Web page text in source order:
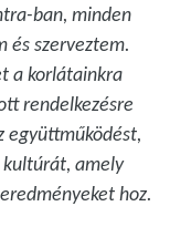
ban, minden
és szerveztem.
a korlátainkra
rendelkezésre
együttműködést,
amely
hoz.